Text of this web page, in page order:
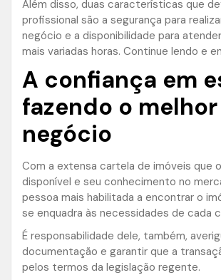
Além disso, duas características que
profissional são a segurança para
negócio e a disponibilidade para
mais variadas horas. Continue lendo e
A confiança em
fazendo o melhor
negócio
Com a extensa cartela de imóveis que
disponível e seu conhecimento no
pessoa mais habilitada a encontrar o
se enquadra às necessidades de cada
É responsabilidade dele, também,
documentação e garantir que a
pelos termos da legislação regente.